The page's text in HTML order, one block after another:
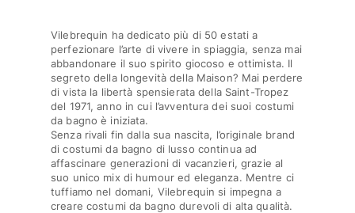
Accessori Bambini
Cappello per bambini
Asciugamani e Poncho da spiaggia
Scarpe
Calcetines
Vedi tutti i Accessori Bambini
Borsello
Vedi tutti i Borsello
Vilebrequin ha dedicato più di 50 estati a
perfezionare l’arte di vivere in spiaggia, senza mai
abbandonare il suo spirito giocoso e ottimista. Il
segreto della longevità della Maison? Mai perdere
di vista la libertà spensierata della Saint-Tropez
del 1971, anno in cui l’avventura dei suoi costumi
da bagno è iniziata.
Senza rivali fin dalla sua nascita, l’originale brand
di costumi da bagno di lusso continua ad
affascinare generazioni di vacanzieri, grazie al
suo unico mix di humour ed eleganza. Mentre ci
tuffiamo nel domani, Vilebrequin si impegna a
creare costumi da bagno durevoli di alta qualità.